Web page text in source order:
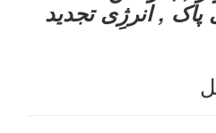
, انرژِی تجدید